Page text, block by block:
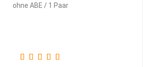
ohne ABE / 1 Paar